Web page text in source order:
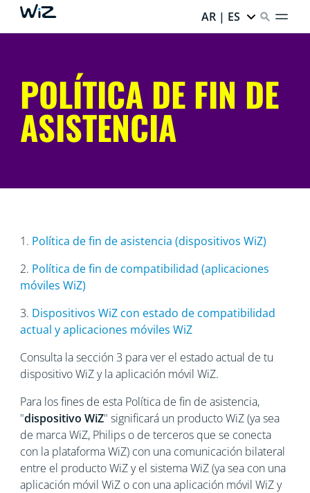
AR | ES
POLÍTICA DE FIN DE
ASISTENCIA
1. Política de fin de asistencia (dispositivos WiZ)
2. Política de fin de compatibilidad (aplicaciones
móviles WiZ)
3. Dispositivos WiZ con estado de compatibilidad
actual y aplicaciones móviles WiZ
Consulta la sección 3 para ver el estado actual de tu
dispositivo WiZ y la aplicación móvil WiZ.
Para los fines de esta Política de fin de asistencia,
"dispositivo WiZ" significará un producto WiZ (ya sea
de marca WiZ, Philips o de terceros que se conecta
con la plataforma WiZ) con una comunicación bilateral
entre el producto WiZ y el sistema WiZ (ya sea con una
aplicación móvil WiZ o con una aplicación móvil WiZ y